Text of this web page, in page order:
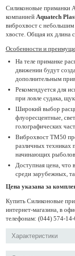
Силиконовые приманки
компанией Aquatech
виброхвост с небольшим
хвосте. Общая их длина
Особенности и
На теле приманке
движении будут
дополнительным
Рекомендуется для
при ловле судака,
Широкий выбор
флуоресцентные,
голографических
Виброхвост TM50
различных техниках
начинающих
Доступная цена, что
среди зарубежных,
Цена указана за
Купить Силиконовые
интернет-магазина, в
телефонам: (044) 574-
Характеристики